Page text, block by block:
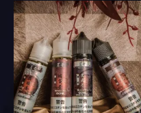
此
產
品
有
多
種
款
式。